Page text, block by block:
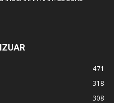
471
318
308